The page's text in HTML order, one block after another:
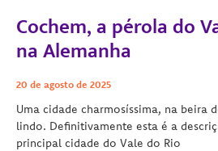
Cochem, a pérola do
na Alemanha
20 de agosto de 2025
Uma cidade charmosíssima, na beira
lindo. Definitivamente esta é a
principal cidade do Vale do Rio